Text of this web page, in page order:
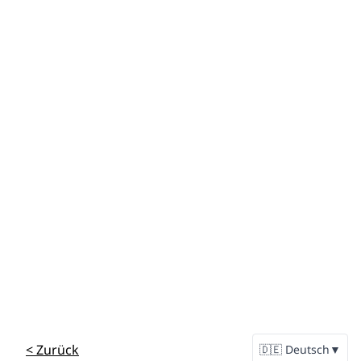
< Zurück 🇩🇪 Deutsch ▼